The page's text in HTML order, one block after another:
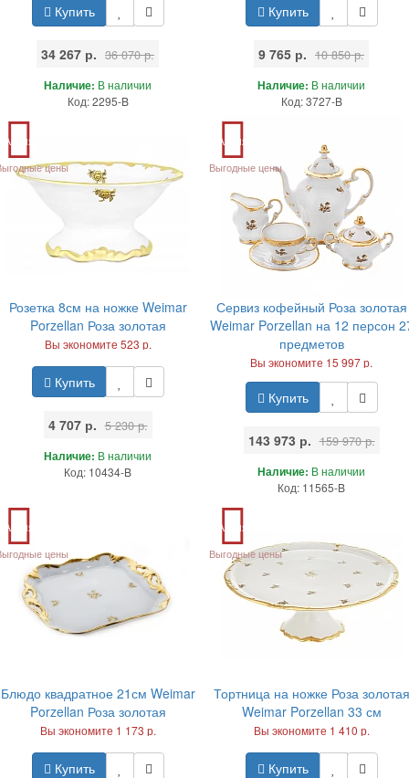
Купить
34 267 р. 36 070 р.
Наличие: В наличии
Код: 2295-B
Купить
9 765 р. 10 850 р.
Наличие: В наличии
Код: 3727-B
Акция
цены
Розетка 8см на ножке Weimar
Porzellan Роза золотая
Вы экономите 523 р.
Купить
4 707 р. 5 230 р.
Наличие: В наличии
Код: 10434-B
Акция
Выгодные цены
Сервиз кофейный Роза золотая
Weimar Porzellan на 12 персон
предметов
Вы экономите 15 997 р.
Купить
143 973 р. 159 970 р.
Наличие: В наличии
Код: 11565-B
Акция
цены
Блюдо квадратное 21см Weimar
Porzellan Роза золотая
Вы экономите 1 173 р.
Купить
Акция
Выгодные цены
Тортница на ножке Роза золотая
Weimar Porzellan 33 см
Вы экономите 1 410 р.
Купить